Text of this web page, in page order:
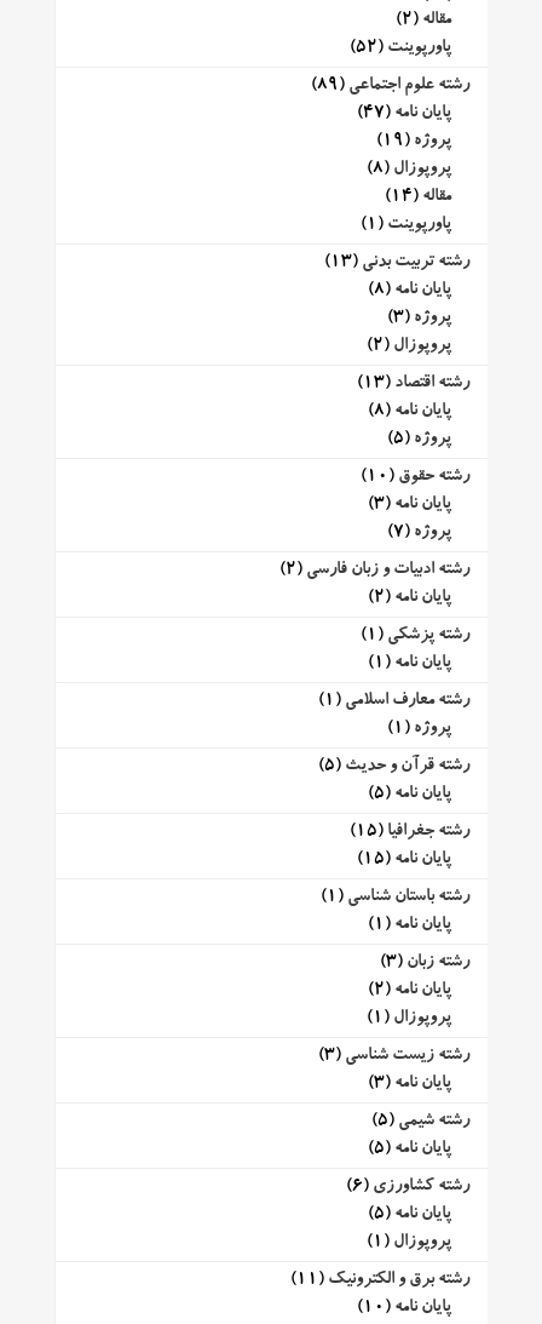
مقاله (2)
پاورپوینت (52)
رشته علوم اجتماعی (89)
پایان نامه (47)
پروژه (19)
پروپوزال (8)
مقاله (14)
پاورپوینت (1)
رشته تربیت بدنی (13)
پایان نامه (8)
پروژه (3)
پروپوزال (2)
رشته اقتصاد (13)
پایان نامه (8)
پروژه (5)
رشته حقوق (10)
پایان نامه (3)
پروژه (7)
رشته ادبیات و زبان فارسی (2)
پایان نامه (2)
رشته پزشکی (1)
پایان نامه (1)
رشته معارف اسلامی (1)
پروژه (1)
رشته قرآن و حدیث (5)
پایان نامه (5)
رشته جغرافیا (15)
پایان نامه (15)
رشته باستان شناسی (1)
پایان نامه (1)
رشته زبان (3)
پایان نامه (2)
پروپوزال (1)
رشته زیست شناسی (3)
پایان نامه (3)
رشته شیمی (5)
پایان نامه (5)
رشته کشاورزی (6)
پایان نامه (5)
پروپوزال (1)
رشته برق و الکترونیک (11)
پایان نامه (10)